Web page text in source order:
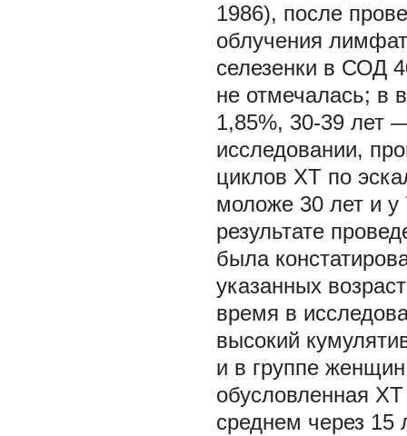
1986), после
облучения
селезенки в СОД
не отмечалась; в
1,85%, 30-39 лет
исследовании,
циклов ХТ по
моложе 30 лет и у
результате
была
указанных
время в
высокий
и в группе
обусловленная
среднем через 15